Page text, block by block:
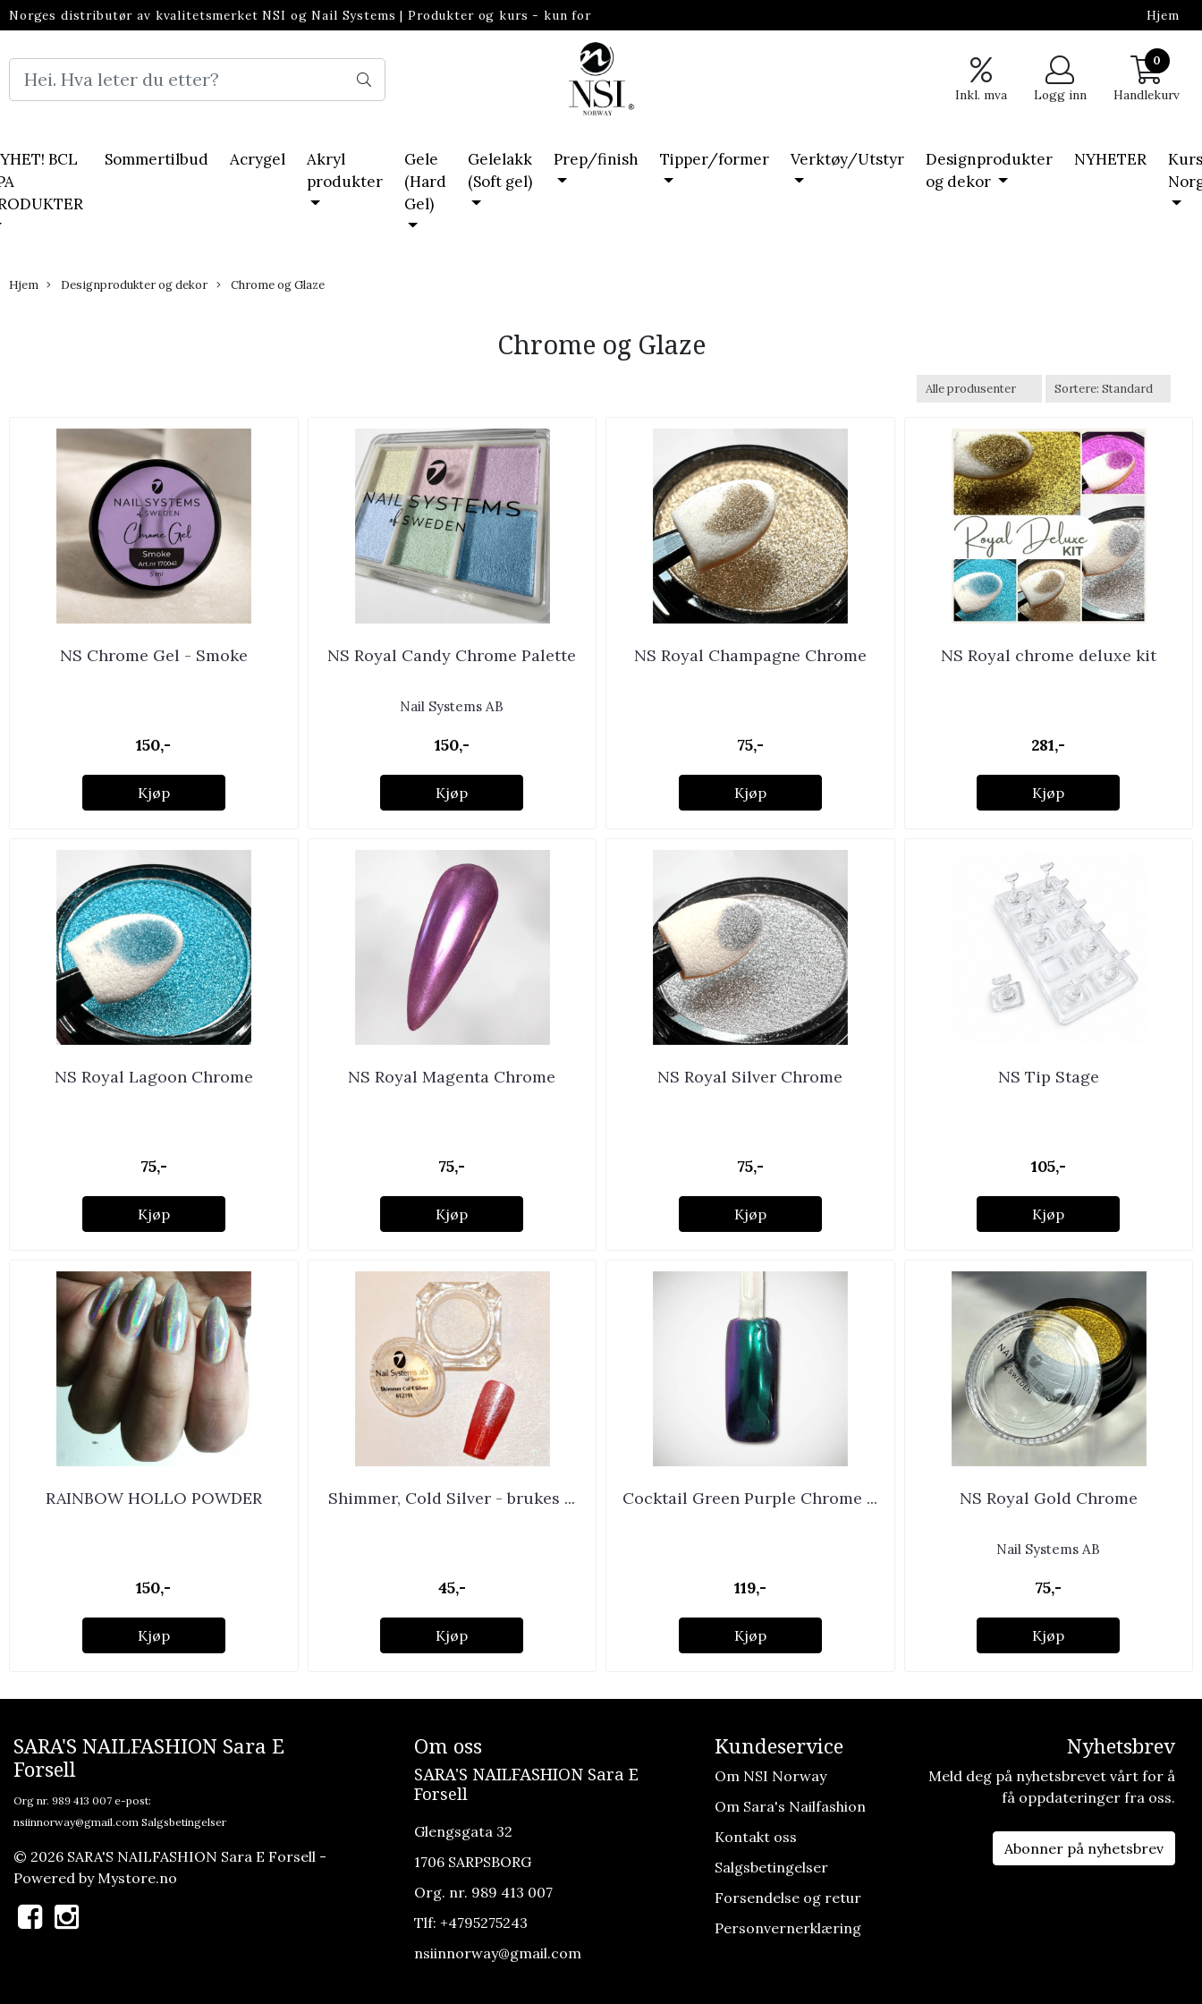
Norges distributør av kvalitetsmerket NSI og Nail Systems |Produkter og kurs - kun for
Hjem
Inkl. mva Logg inn
0
Handlekurv
BCL
Sommertilbud Acrygel
Akryl
produkter
Gele
(Hard
Gel)
Gelelakk
(Soft gel)
Prep/finish Tipper/former Verktøy/Utstyr
Designprodukter
og dekor
NYHETER
Hjem Designprodukter og dekor Chrome og Glaze
Chrome og Glaze
NS Chrome Gel - Smoke
150,-
Kjøp
NS Royal Candy Chrome Palette
Nail Systems AB
150,-
Kjøp
NS Royal Champagne Chrome
75,-
Kjøp
NS Royal chrome deluxe kit
281,-
Kjøp
NS Royal Lagoon Chrome
75,-
Kjøp
NS Royal Magenta Chrome
75,-
Kjøp
NS Royal Silver Chrome
75,-
Kjøp
NS Tip Stage
105,-
Kjøp
RAINBOW HOLLO POWDER
150,-
Kjøp
Shimmer, Cold Silver - brukes ...
45,-
Kjøp
Cocktail Green Purple Chrome ...
119,-
Kjøp
NS Royal Gold Chrome
Nail Systems AB
75,-
Kjøp
SARA'S NAILFASHION Sara E
Forsell
Org nr. 989 413 007 e-post:
nsiinnorway@gmail.com Salgsbetingelser
© 2026 SARA'S NAILFASHION Sara E Forsell -
Powered by Mystore.no
Om oss
SARA'S NAILFASHION Sara E
Forsell
Glengsgata 32
1706 SARPSBORG
Org. nr. 989 413 007
Tlf: +4795275243
nsiinnorway@gmail.com
Kundeservice
Om NSI Norway
Om Sara's Nailfashion
Kontakt oss
Salgsbetingelser
Forsendelse og retur
Personvernerklæring
Nyhetsbrev
Meld deg på nyhetsbrevet vårt for å
få oppdateringer fra oss.
Abonner på nyhetsbrev